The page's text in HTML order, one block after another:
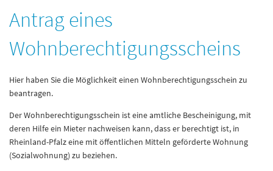
Wohnberechtigungsschein
Antrag eines
Wohnberechtigungsscheins
Hier haben Sie die Möglichkeit einen Wohnberechtigungsschein zu
beantragen.
Der Wohnberechtigungsschein ist eine amtliche Bescheinigung, mit
deren Hilfe ein Mieter nachweisen kann, dass er berechtigt ist, in
Rheinland-Pfalz eine mit öffentlichen Mitteln geförderte Wohnung
(Sozialwohnung) zu beziehen.